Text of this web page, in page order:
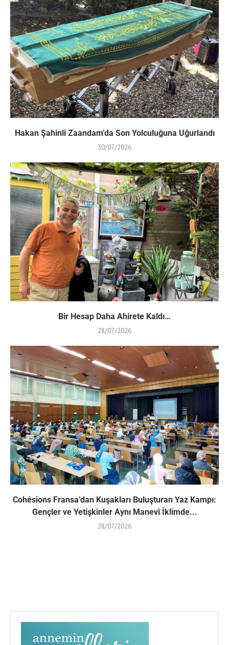
Hakan Şahinli Zaandam’da Son Yolculuğuna Uğurlandı
30/07/2026
Bir Hesap Daha Ahirete Kaldı…
28/07/2026
Cohésions Fransa’dan Kuşakları Buluşturan Yaz Kampı:
Gençler ve Yetişkinler Aynı Manevî İklimde...
28/07/2026